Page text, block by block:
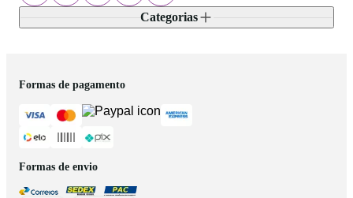
Categorias
Formas de pagamento
Formas de envio